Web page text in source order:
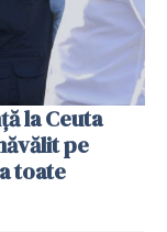
la Ceuta
pe
toate